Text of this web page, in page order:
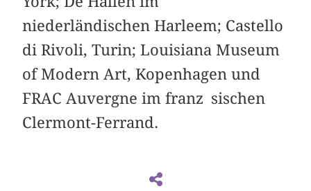
niederländischen Harleem; Castello
di Rivoli, Turin; Louisiana Museum
of Modern Art, Kopenhagen und
FRAC Auvergne im franz sischen
Clermont-Ferrand.